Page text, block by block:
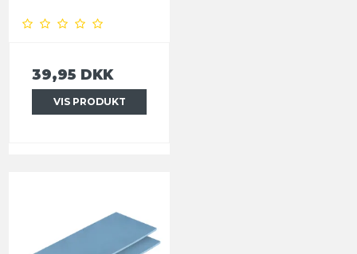
39,95 DKK
VIS PRODUKT